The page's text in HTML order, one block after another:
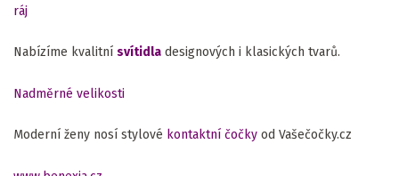
ráj
Nabízíme kvalitní svítidla designových i klasických tvarů.
Nadměrné velikosti
Moderní ženy nosí stylové kontaktní čočky od Vašečočky.cz